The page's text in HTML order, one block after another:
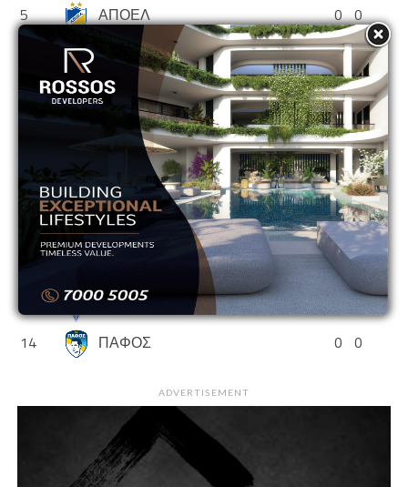
5 ΑΠΟΕΛ 0 0
ΑΠΟΛΛΩΝ 0 0
7
ΑΡΗΣ 0 0
ΕΘΝΙΚΟΣ ΑΣΣΙΑΣ 0 0
0 0
10
ΝΕΑ ΣΑΛΑΜΙΝΑ 0 0
ΟΛΥΜΠΙΑΚΟΣ 0 0
12
0 0
ΟΜΟΝΟΙΑ ΑΡΑΔΙΠΠΟΥ 0
0
14
ΠΑΦΟΣ 0 0
ADVERTISEMENT